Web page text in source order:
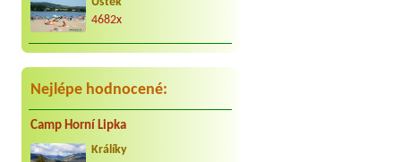
Václav Vacula*****
Za nás to nej co může být. Jezdíme s
kar. cca 25 let do Jindřiše vždy
radostně. Děkujeme Vaculovi, Brno.
4682x
Nejlépe hodnocené:
Camp Horní Lipka
Králíky